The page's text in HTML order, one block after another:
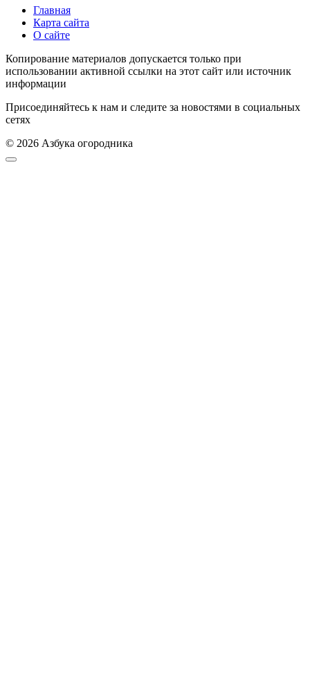
Главная
Карта сайта
О сайте
Копирование материалов допускается только при
использовании активной ссылки на этот сайт или источник
информации
Присоединяйтесь к нам и следите за новостями в социальных
сетях
© 2026 Азбука огородника